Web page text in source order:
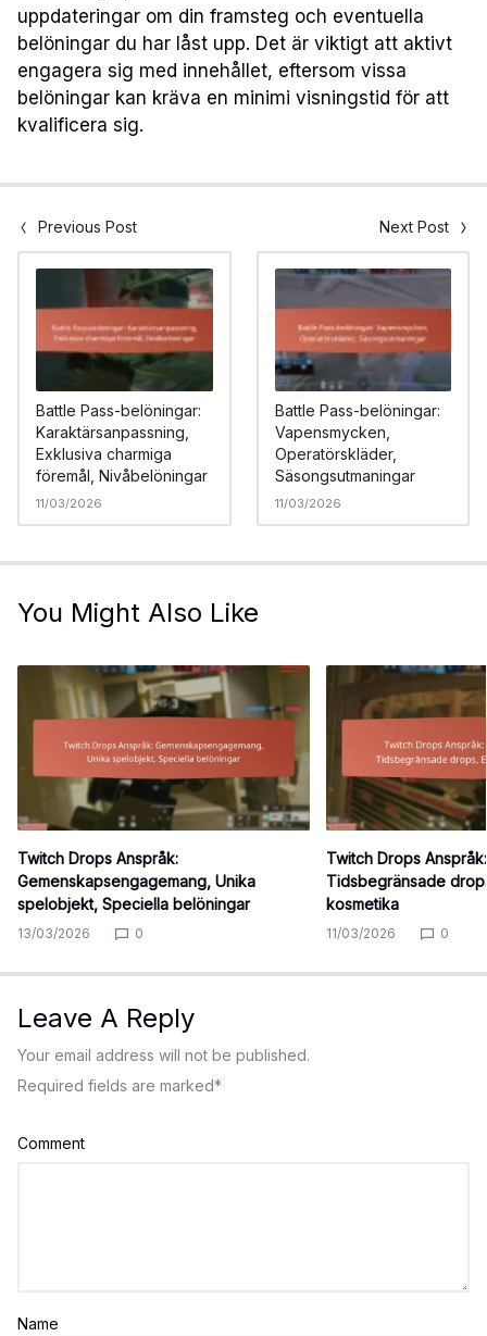
uppdateringar om din framsteg och eventuella
belöningar du har låst upp. Det är viktigt att aktivt
engagera sig med innehållet, eftersom vissa
belöningar kan kräva en minimi visningstid för att
kvalificera sig.
Previous Post Next Post
Battle Pass-belöningar:
Karaktärsanpassning,
Exklusiva charmiga
föremål, Nivåbelöningar
11/03/2026
Battle Pass-belöningar:
Vapensmycken,
Operatörskläder,
Säsongsutmaningar
11/03/2026
You Might Also Like
Twitch Drops Anspråk:
Gemenskapsengagemang, Unika
spelobjekt, Speciella belöningar
13/03/2026 0
Twitch Drops
Tidsbegränsade
kosmetika
11/03/2026 0
Leave A Reply
Your email address will not be published.
Required fields are marked*
Comment
Name